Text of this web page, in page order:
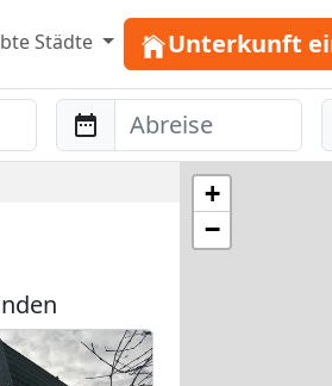
Städte Unterkunft
Abreise
+
−